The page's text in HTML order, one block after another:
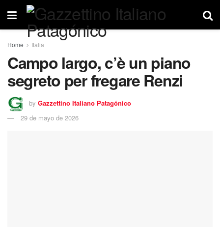
Home Italia
Campo largo, c’è un piano
segreto per fregare Renzi
by Gazzettino Italiano Patagónico
29 de mayo de 2026